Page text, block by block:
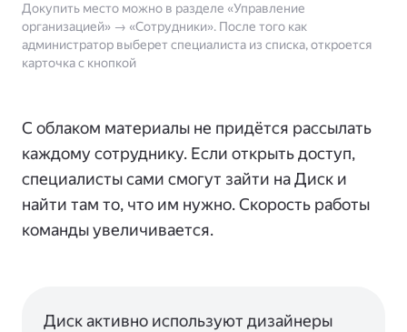
Докупить место можно в разделе «Управление
организацией» → «Сотрудники». После того как
администратор выберет специалиста из списка, откроется
карточка с кнопкой
С облаком материалы не придётся рассылать
каждому сотруднику. Если открыть доступ,
специалисты сами смогут зайти на Диск и
найти там то, что им нужно. Скорость работы
команды увеличивается.
Диск активно используют дизайнеры